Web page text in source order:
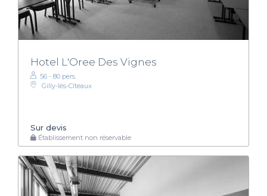
Hotel L'Oree Des Vignes
56 - 80 pers.
Gilly-lès-Cîteaux
Sur devis
Établissement non réservable